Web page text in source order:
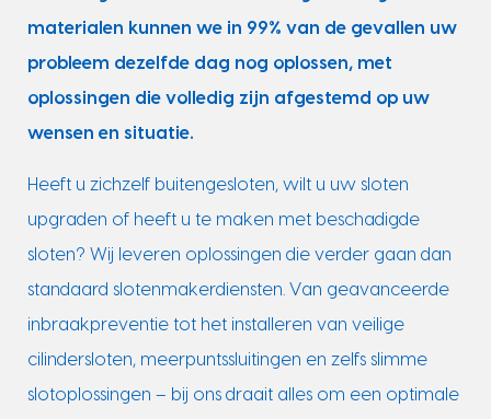
materialen kunnen we in 99% van de gevallen uw
probleem dezelfde dag nog oplossen, met
oplossingen die volledig zijn afgestemd op uw
wensen en situatie.
Heeft u zichzelf buitengesloten, wilt u uw sloten
upgraden of heeft u te maken met beschadigde
sloten? Wij leveren oplossingen die verder gaan dan
standaard slotenmakerdiensten. Van geavanceerde
inbraakpreventie tot het installeren van veilige
cilindersloten, meerpuntssluitingen en zelfs slimme
slotoplossingen – bij ons draait alles om een optimale